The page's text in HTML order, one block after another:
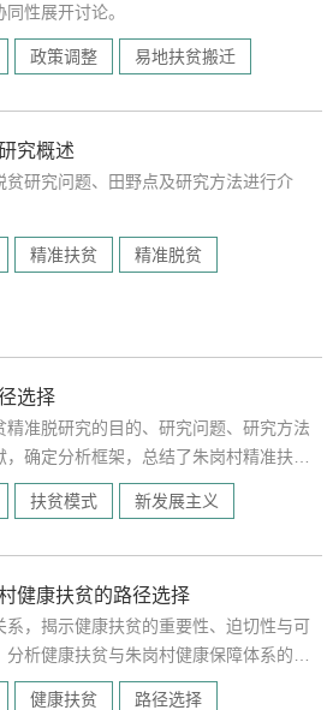
性展开讨论。
政策调整 易地扶贫搬迁
究概述
研究问题、田野点及研究方法进行介
精准扶贫 精准脱贫
选择
准脱研究的目的、研究问题、研究方法
确定分析框架，总结了朱岗村精准扶贫
。
扶贫模式 新发展主义
健康扶贫的路径选择
，揭示健康扶贫的重要性、迫切性与可
析健康扶贫与朱岗村健康保障体系的构
议。
健康扶贫 路径选择